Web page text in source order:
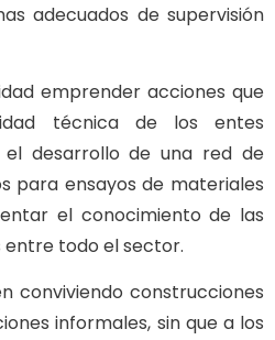
adecuados de supervisión
emprender acciones que
técnica de los entes
desarrollo de una red de
para ensayos de materiales
el conocimiento de las
entre todo el sector.
conviviendo construcciones
informales, sin que a los